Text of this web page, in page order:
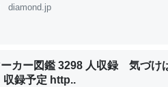
カルシウム少ないのか。知らんかっ
:: 【研究発表】昆虫学の大問題＝「昆虫は
diamond.jp
カー図鑑 3298 人収録 気づけ
収録予定 http..